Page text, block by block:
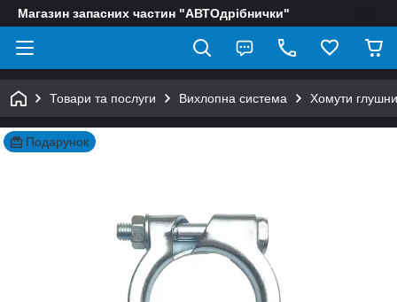
Магазин запасних частин "АВТОдрібнички"
Товари та послуги Вихлопна система Хомути
Подарунок